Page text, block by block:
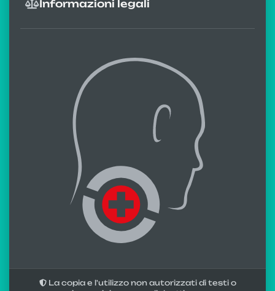
Informazioni legali
La copia e l'utilizzo non autorizzati di testi o